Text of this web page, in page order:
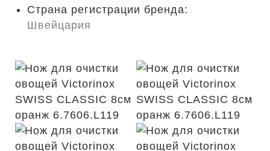
Страна регистрации бренда:
Швейцария